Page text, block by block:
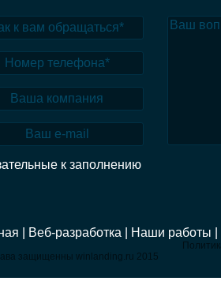
к заполнению
| Веб-разработка | Наши работы |
защищенны winlanding.ru 2015